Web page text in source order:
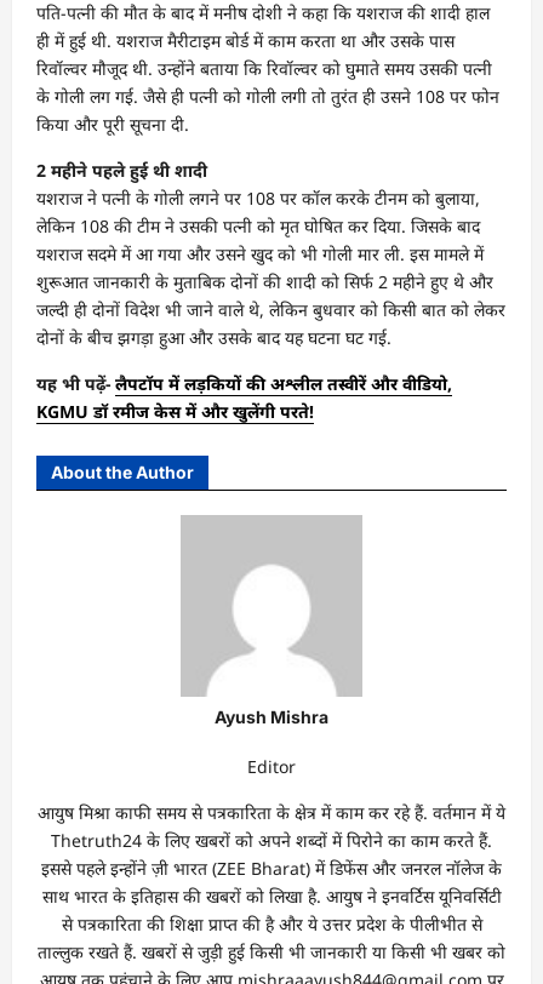
पति-पत्नी की मौत के बाद में मनीष दोशी ने कहा कि यशराज की शादी हाल
ही में हुई थी. यशराज मैरीटाइम बोर्ड में काम करता था और उसके पास
रिवॉल्वर मौजूद थी. उन्होंने बताया कि रिवॉल्वर को घुमाते समय उसकी पत्नी
के गोली लग गई. जैसे ही पत्नी को गोली लगी तो तुरंत ही उसने 108 पर फोन
किया और पूरी सूचना दी.
2 महीने पहले हुई थी शादी
यशराज ने पत्नी के गोली लगने पर 108 पर कॉल करके टीनम को बुलाया,
लेकिन 108 की टीम ने उसकी पत्नी को मृत घोषित कर दिया. जिसके बाद
यशराज सदमे में आ गया और उसने खुद को भी गोली मार ली. इस मामले में
शुरूआत जानकारी के मुताबिक दोनों की शादी को सिर्फ 2 महीने हुए थे और
जल्दी ही दोनों विदेश भी जाने वाले थे, लेकिन बुधवार को किसी बात को लेकर
दोनों के बीच झगड़ा हुआ और उसके बाद यह घटना घट गई.
यह भी पढ़ें- लैपटॉप में लड़कियों की अश्लील तस्वीरें और वीडियो,
KGMU डॉ रमीज केस में और खुलेंगी परते!
About the Author
Ayush Mishra
Editor
आयुष मिश्रा काफी समय से पत्रकारिता के क्षेत्र में काम कर रहे हैं. वर्तमान में ये
Thetruth24 के लिए खबरों को अपने शब्दों में पिरोने का काम करते हैं.
इससे पहले इन्होंने ज़ी भारत (ZEE Bharat) में डिफेंस और जनरल नॉलेज के
साथ भारत के इतिहास की खबरों को लिखा है. आयुष ने इनवर्टिस यूनिवर्सिटी
से पत्रकारिता की शिक्षा प्राप्त की है और ये उत्तर प्रदेश के पीलीभीत से
ताल्लुक रखते हैं. खबरों से जुड़ी हुई किसी भी जानकारी या किसी भी खबर को
आयुष तक पहुंचाने के लिए आप mishraaayush844@gmail.com पर